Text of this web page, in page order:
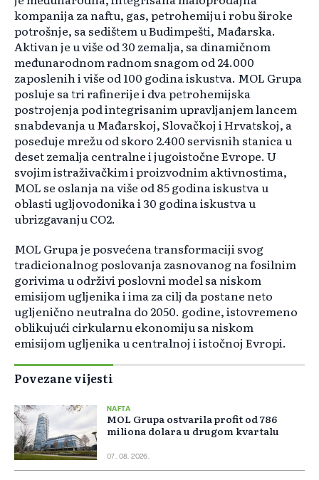
kompanija za naftu, gas, petrohemiju i robu široke
potrošnje, sa sedištem u Budimpešti, Mađarska.
Aktivan je u više od 30 zemalja, sa dinamičnom
međunarodnom radnom snagom od 24.000
zaposlenih i više od 100 godina iskustva. MOL Grupa
posluje sa tri rafinerije i dva petrohemijska
postrojenja pod integrisanim upravljanjem lancem
snabdevanja u Mađarskoj, Slovačkoj i Hrvatskoj, a
poseduje mrežu od skoro 2.400 servisnih stanica u
deset zemalja centralne i jugoistočne Evrope. U
svojim istraživačkim i proizvodnim aktivnostima,
MOL se oslanja na više od 85 godina iskustva u
oblasti ugljovodonika i 30 godina iskustva u
ubrizgavanju CO2.
MOL Grupa je posvećena transformaciji svog
tradicionalnog poslovanja zasnovanog na fosilnim
gorivima u održivi poslovni model sa niskom
emisijom ugljenika i ima za cilj da postane neto
ugljenično neutralna do 2050. godine, istovremeno
oblikujući cirkularnu ekonomiju sa niskom
emisijom ugljenika u centralnoj i istočnoj Evropi.
Povezane vijesti
NAFTA
MOL Grupa ostvarila profit od 786
miliona dolara u drugom kvartalu
07. 08. 2026.